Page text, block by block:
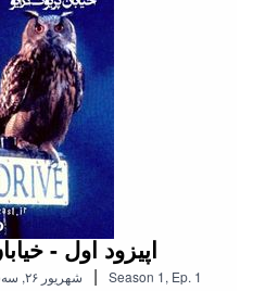
1. اپیزود اول -
۱۳۹۸ شهریور ۲۶, سه‌شنبه | Season 1, Ep. 1